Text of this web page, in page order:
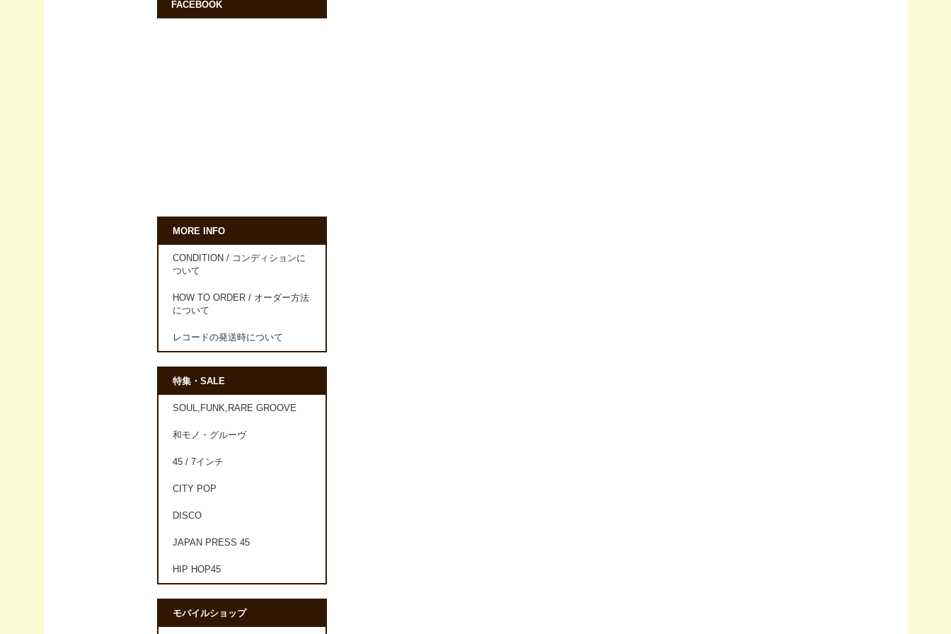
FACEBOOK
MORE INFO
CONDITION / コンディションに
ついて
HOW TO ORDER / オーダー方法
について
レコードの発送時について
特集・SALE
SOUL,FUNK,RARE GROOVE
和モノ・グルーヴ
45 / 7インチ
CITY POP
DISCO
JAPAN PRESS 45
HIP HOP45
モバイルショップ